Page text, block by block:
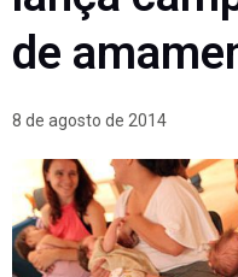
de
8 de agosto de 2014